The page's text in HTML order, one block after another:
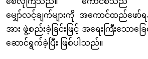
မျှော်လင့်ချက်များကို အကောင်ထည်ဖေ
အား ဖွဲ့စည်းခဲ့ခြင်းဖြင့် အရေးကြီးသော
ဆောင်ရွက်ခဲ့ပြီး ဖြစ်ပါသည်။